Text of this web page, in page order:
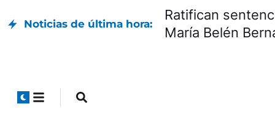
Noticias de última hora:
Ratifican
María Belén